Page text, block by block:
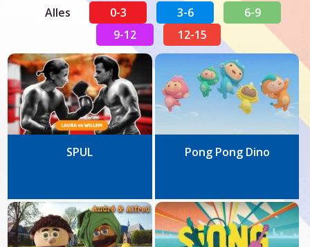
Alles 0-3 3-6
6-9
9-12
12-15
SPUL Pong Pong Dino